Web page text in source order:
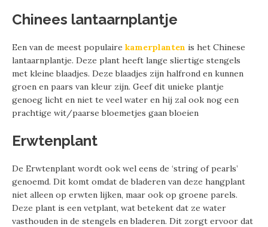
Chinees lantaarnplantje
Een van de meest populaire kamerplanten is het Chinese
lantaarnplantje. Deze plant heeft lange sliertige stengels
met kleine blaadjes. Deze blaadjes zijn halfrond en kunnen
groen en paars van kleur zijn. Geef dit unieke plantje
genoeg licht en niet te veel water en hij zal ook nog een
prachtige wit/paarse bloemetjes gaan bloeien
Erwtenplant
De Erwtenplant wordt ook wel eens de ‘string of pearls’
genoemd. Dit komt omdat de bladeren van deze hangplant
niet alleen op erwten lijken, maar ook op groene parels.
Deze plant is een vetplant, wat betekent dat ze water
vasthouden in de stengels en bladeren. Dit zorgt ervoor dat